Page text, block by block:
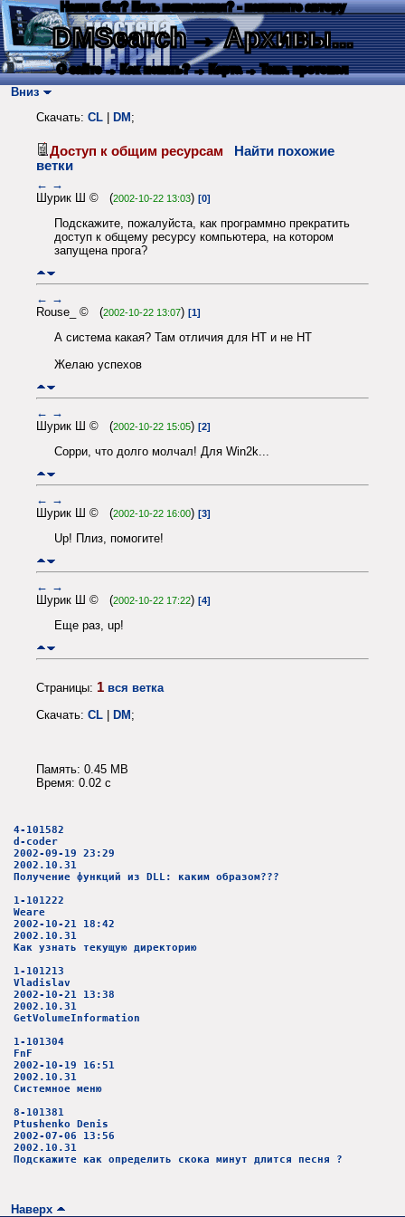
Нашли баг? Есть пожелания? - напишите автору
DMSearch→ Архивы...
О сайте → Как искать? → Карта → Текс. протокол
Вниз
Скачать: CL DM ;
Доступ к общим ресурсам
Найти похожие
ветки
← →
Шурик Ш © (2002-10-22 13:03) [0]
Подскажите, пожалуйста, как программно прекратить
доступ к общему ресурсу компьютера, на котором
запущена прога?
← →
Rouse_ © (2002-10-22 13:07) [1]
А система какая? Там отличия для НТ и не НТ
Желаю успехов
← →
Шурик Ш © (2002-10-22 15:05) [2]
Сорри, что долго молчал! Для Win2k...
← →
Шурик Ш © (2002-10-22 16:00) [3]
Up! Плиз, помогите!
← →
Шурик Ш © (2002-10-22 17:22) [4]
Еще раз, up!
Страницы: 1 вся ветка
Скачать: CL | DM;
Память: 0.45 MB
Время: 0.02 c
4-101582
d-coder
2002-09-19 23:29
2002.10.31
Получение функций из DLL: каким образом???
1-101222
Weare
2002-10-21 18:42
2002.10.31
Как узнать текущую директорию
1-101213
Vladislav
2002-10-21 13:38
2002.10.31
GetVolumeInformation
1-101304
FnF
2002-10-19 16:51
2002.10.31
Системное меню
8-101381
Ptushenko Denis
2002-07-06 13:56
2002.10.31
Подскажите как определить скока минут длится песня ?
Наверх